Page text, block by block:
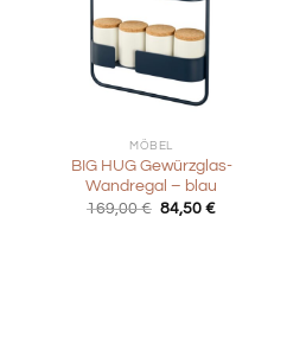
MÖBEL
BIG HUG Gewürzglas-
Wandregal – blau
169,00€ Ursprünglicher
84,50€Aktueller